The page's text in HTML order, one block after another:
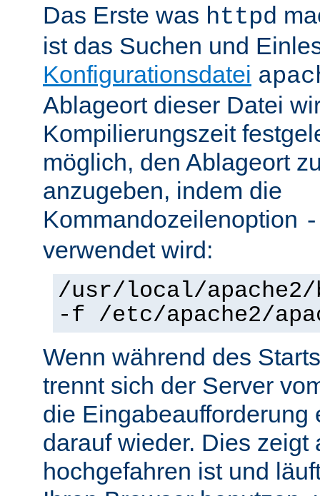
Das Erste was httpd
ist das Suchen und
Konfigurationsdatei
Ablageort dieser Datei
Kompilierungszeit
möglich, den Ablageort
anzugeben, indem die
Kommandozeilenoption
verwendet wird:
/usr/local/
-f /etc/apache2/
Wenn während des
trennt sich der Server
die Eingabeaufforderung
darauf wieder. Dies zeigt
hochgefahren ist und